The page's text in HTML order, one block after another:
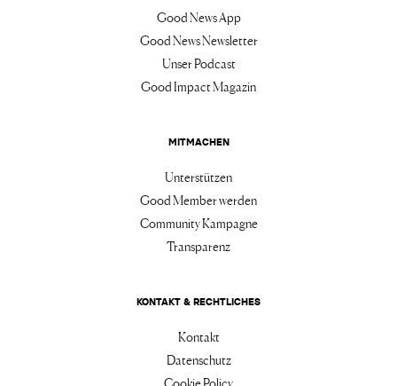
Good News App
Good News Newsletter
Unser Podcast
Good Impact Magazin
MITMACHEN
Unterstützen
Good Member werden
Community Kampagne
Transparenz
KONTAKT & RECHTLICHES
Kontakt
Datenschutz